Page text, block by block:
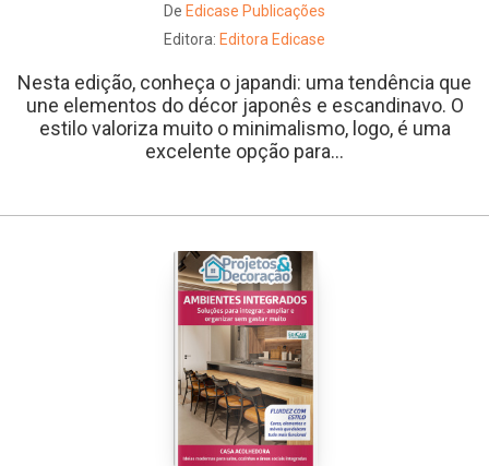
De Edicase Publicações
Editora: Editora Edicase
Nesta edição, conheça o japandi: uma tendência que
une elementos do décor japonês e escandinavo. O
estilo valoriza muito o minimalismo, logo, é uma
excelente opção para...